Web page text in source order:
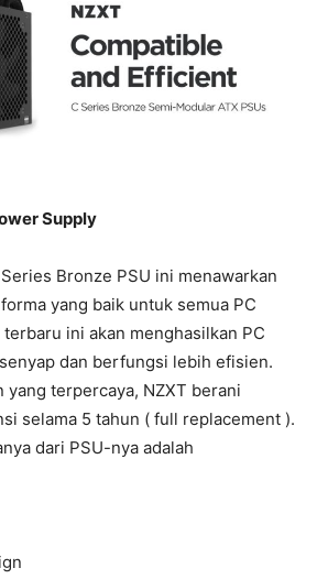
Supply
Bronze PSU ini menawarkan
yang baik untuk semua PC
ini akan menghasilkan PC
dan berfungsi lebih efisien.
yang terpercaya, NZXT berani
selama 5 tahun ( full replacement ).
dari PSU-nya adalah